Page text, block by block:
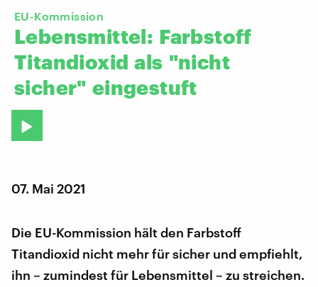
EU-Kommission
Lebensmittel: Farbstoff
Titandioxid als "nicht
sicher" eingestuft
07. Mai 2021
Die EU-Kommission hält den Farbstoff
Titandioxid nicht mehr für sicher und empfiehlt,
ihn – zumindest für Lebensmittel – zu streichen.